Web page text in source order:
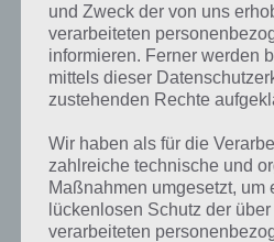
Ruine ist die Lösung für das tägliche
Wort, doch welche Bedeutung hat
dazu zu wissen? Passt das Wort auch
Lösungen präsentieren wir daher
Bei einer Ruine handelt es sich um
verfallenes Bauwerk, welches sich
verfällt die Bausubstanz und das
seinen ursprünglichen Charakter.
und Zweck der von uns
verarbeiteten
informieren. Ferner werden
mittels dieser
zustehenden Rechte
Wir haben als für die
zahlreiche technische und
Maßnahmen umgesetzt, um
lückenlosen Schutz der
verarbeiteten